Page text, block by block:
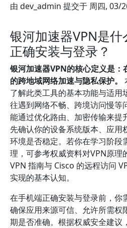
由 dev_admin 提交于 周四, 03/
银河加速器VPN是
正确安装与登录？
银河加速器VPN的核心定义是：
的跨地域网络加速与隐私保护。
了解此类工具的基本功能与适用
往遇到网络不畅、跨境访问慢等
能通过优化路由、加密传输来提
先确认你的设备系统版本、应用
环境是否稳定。若你在学习阶段
理，可参考权威资料对VPN原
VPN 指南与 Cisco 的远程访问
实现的基本认知。
在手机端正确安装与登录前，你
确保应用来源可信、允许所需权
期是否准确。根据权威安全建议